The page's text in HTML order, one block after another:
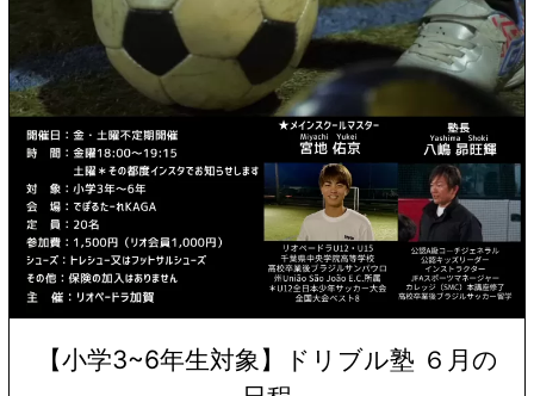
【小学3~6年生対象】ドリブル塾 ６月の